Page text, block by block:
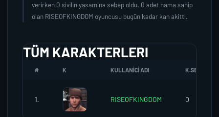
verirken 0 sivilin yasamina sebep oldu. 0 adet nama sahip
olan RISEOFKINGDOM oyuncusu bugün kadar kan akitti.
TÜM KARAKTERLERI
# K KULLANICI ADI K.SEREFI
1. RISEOFKINGDOM 0